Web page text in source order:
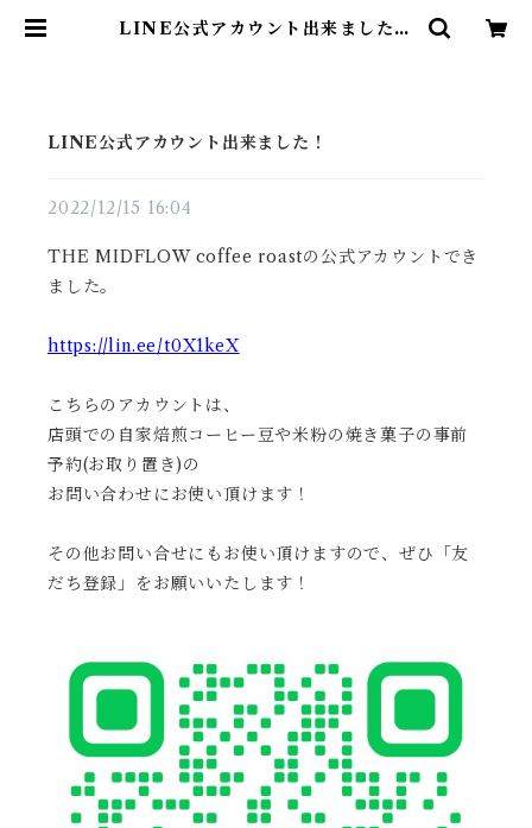
LINE公式アカウント出来ました！
LINE公式アカウント出来ました！
2022/12/15 16:04
THE MIDFLOW coffee roastの公式アカウントでき
ました。
https://lin.ee/t0X1keX
こちらのアカウントは、
店頭での自家焙煎コーヒー豆や米粉の焼き菓子の事前
予約(お取り置き)の
お問い合わせにお使い頂けます！
その他お問い合せにもお使い頂けますので、ぜひ「友
だち登録」をお願いいたします！